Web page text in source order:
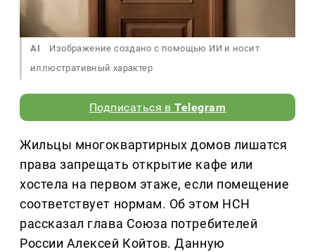
AI
Изображение создано с помощью ИИ и носит
иллюстративный характер
Подписаться вTelegram
Жильцы многоквартирных домов лишатся
права запрещать открытие кафе или
хостела на первом этаже, если помещение
соответствует нормам. Об этом НСН
рассказал глава Союза потребителей
России Алексей Койтов. Данную